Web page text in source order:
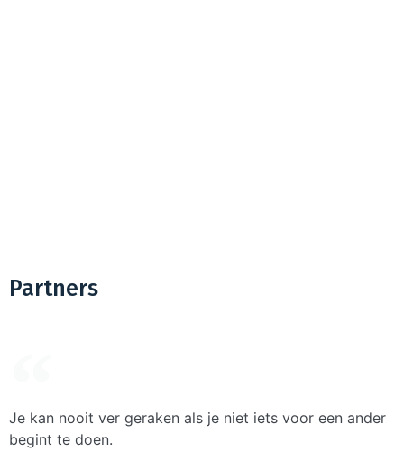
Partners
Je kan nooit ver geraken als je niet iets voor een ander
begint te doen.